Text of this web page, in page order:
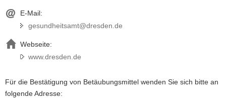
E-Mail:
gesundheitsamt@dresden.de
Webseite:
www.dresden.de
Für die Bestätigung von Betäubungsmittel wenden Sie sich bitte an
folgende Adresse: